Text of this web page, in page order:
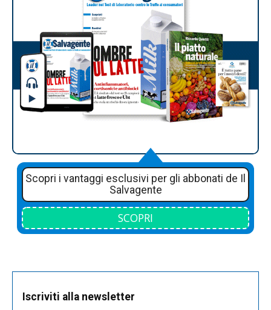
Scopri i vantaggi esclusivi per gli abbonati de Il
Salvagente
SCOPRI
Iscriviti alla newsletter